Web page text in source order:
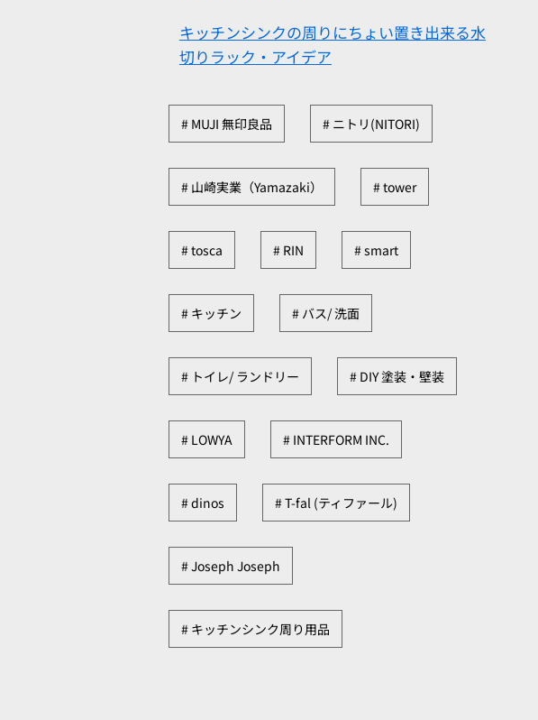
キッチンシンクの周りにちょい置き出来る水
切りラック・アイデア
MUJI 無印良品 ニトリ(NITORI)
山崎実業（Yamazaki） tower
tosca RIN smart
キッチン バス/ 洗面
トイレ/ ランドリー DIY 塗装・壁装
LOWYA INTERFORM INC.
dinos T-fal (ティファール)
Joseph Joseph
キッチンシンク周り用品